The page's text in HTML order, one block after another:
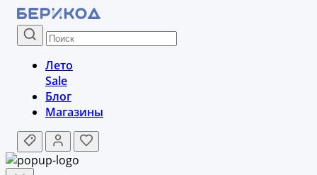
Лето
Sale
Блог
Магазины